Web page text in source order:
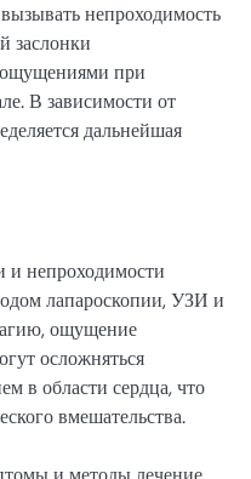
непроходимость
заслонки
ощущениями при
В зависимости от
дальнейшая
и непроходимости
лапароскопии, УЗИ и
ощущение
осложняться
в области сердца, что
вмешательства.